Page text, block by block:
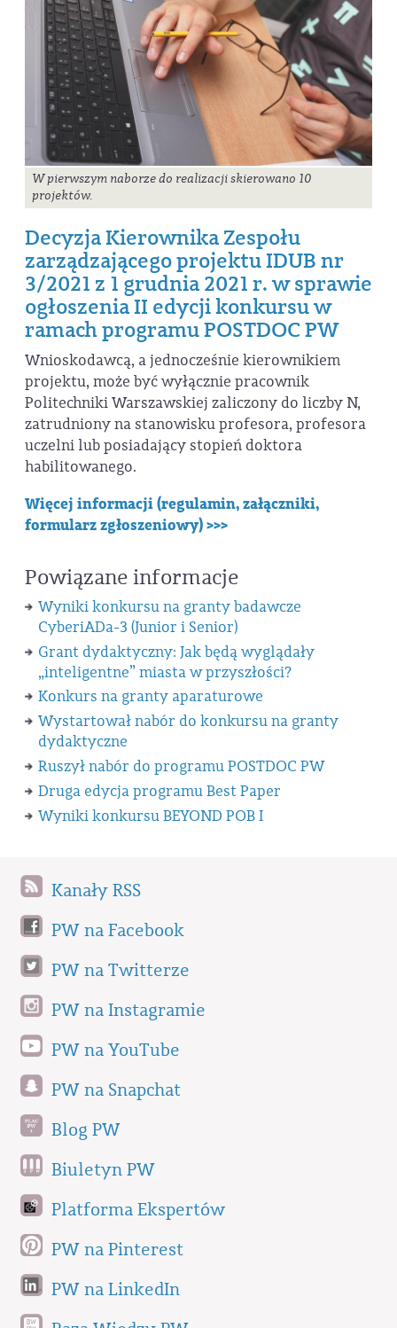
W pierwszym naborze do realizacji skierowano 10
projektów.
Decyzja Kierownika Zespołu
zarządzającego projektu IDUB nr
3/2021 z 1 grudnia 2021 r. w sprawie
ogłoszenia II edycji konkursu w
ramach programu POSTDOC PW
Wnioskodawcą, a jednocześnie kierownikiem
projektu, może być wyłącznie pracownik
Politechniki Warszawskiej zaliczony do liczby N,
zatrudniony na stanowisku profesora, profesora
uczelni lub posiadający stopień doktora
habilitowanego.
Więcej informacji (regulamin, załączniki,
formularz zgłoszeniowy) >>>
Powiązane informacje
Wyniki konkursu na granty badawcze
CyberiADa-3 (Junior i Senior)
Grant dydaktyczny: Jak będą wyglądały
„inteligentne” miasta w przyszłości?
Konkurs na granty aparaturowe
Wystartował nabór do konkursu na granty
dydaktyczne
Ruszył nabór do programu POSTDOC PW
Druga edycja programu Best Paper
Wyniki konkursu BEYOND POB I
Kanały RSS
PW na Facebook
PW na Twitterze
PW na Instagramie
PW na YouTube
PW na Snapchat
Blog PW
Biuletyn PW
Platforma Ekspertów
PW na Pinterest
PW na LinkedIn